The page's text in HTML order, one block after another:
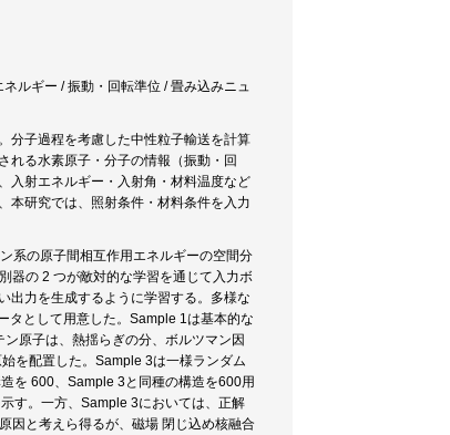
ルギー / 振動・回転準位 / 畳み込みニュ
分子過程を考慮した中性粒子輸送を計算
れる水素原子・分子の情報（振動・回
入射エネルギー・入射角・材料温度など
本研究では、照射条件・材料条件を入力
系の原子間相互作用エネルギーの空間分
器の 2 つが敵対的な学習を通じて入力ボ
出力を生成するように学習する。多様な
タとして用意した。Sample 1は基本的な
原子は、熱揺らぎの分、ボルツマン因
を配置した。Sample 3は一様ランダム
を 600、Sample 3と同種の構造を600用
す。一方、Sample 3においては、正解
因と考えら得るが、磁場 閉じ込め核融合